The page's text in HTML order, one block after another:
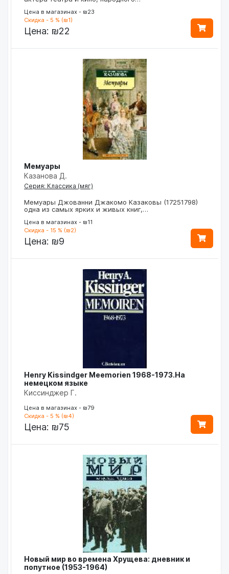
Цена в магазинах - ₪23
Скидка - 5 % (₪1)
Цена: ₪22
Мемуары
Казанова Д.
Серия: Классика (мяг)
Мемуары Джованни Джакомо Казаковы (17251798)
одна из самых ярких и живых книг,…
Цена в магазинах - ₪11
Скидка - 15 % (₪2)
Цена: ₪9
Henry Kissindger Meemorien 1968-1973.На
немецком языке
Киссинджер Г.
Цена в магазинах - ₪79
Скидка - 5 % (₪4)
Цена: ₪75
Новый мир во времена Хрущева: дневник и
попутное (1953-1964)